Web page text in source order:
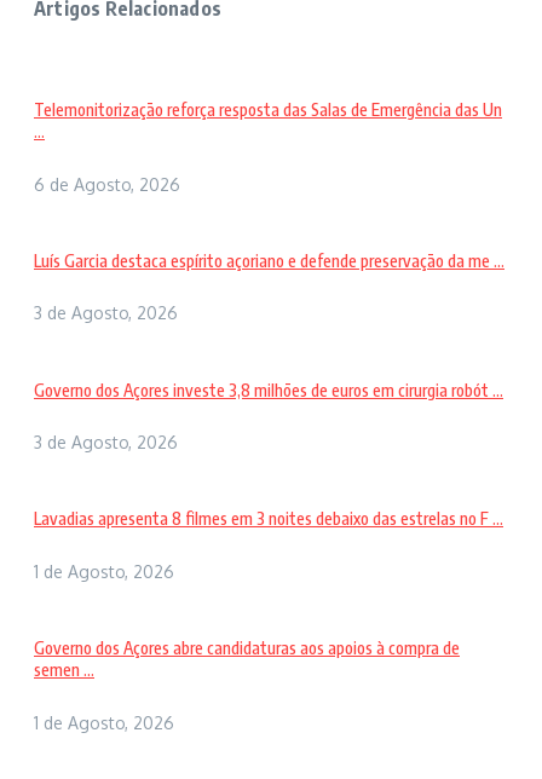
Artigos Relacionados
Telemonitorização reforça resposta das Salas de Emergência das Un
...
6 de Agosto, 2026
Luís Garcia destaca espírito açoriano e defende preservação da me ...
3 de Agosto, 2026
Governo dos Açores investe 3,8 milhões de euros em cirurgia robót ...
3 de Agosto, 2026
Lavadias apresenta 8 filmes em 3 noites debaixo das estrelas no F ...
1 de Agosto, 2026
Governo dos Açores abre candidaturas aos apoios à compra de
semen ...
1 de Agosto, 2026